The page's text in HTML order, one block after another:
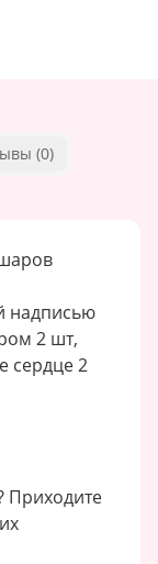
(0)
надписью
2 шт,
сердце 2
Приходите